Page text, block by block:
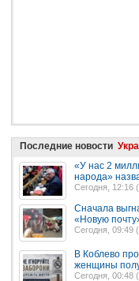
Последние новости
«У нас 2
народа»
Сегодня, 12:16 (
Сначала
«Новую
Сегодня, 09:49 (
В Коблево
женщины
Сегодня, 00:48 (